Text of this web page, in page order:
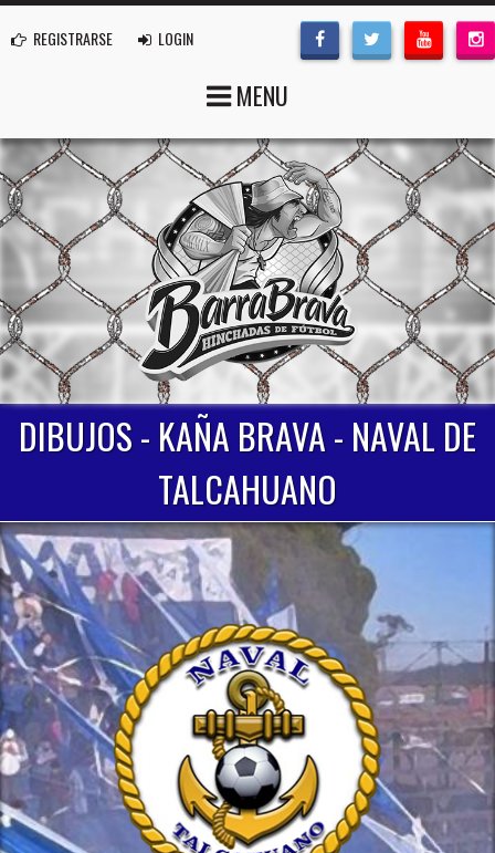
REGISTRARSE LOGIN
MENU
DIBUJOS - KAÑA BRAVA - NAVAL DE
TALCAHUANO